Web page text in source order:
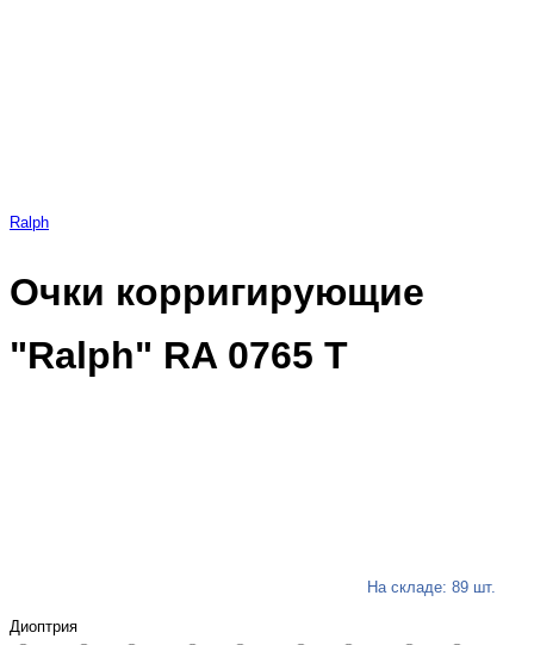
Ralph
Очки корригирующие
"Ralph" RA 0765 Т
На складе: 89 шт.
Диоптрия